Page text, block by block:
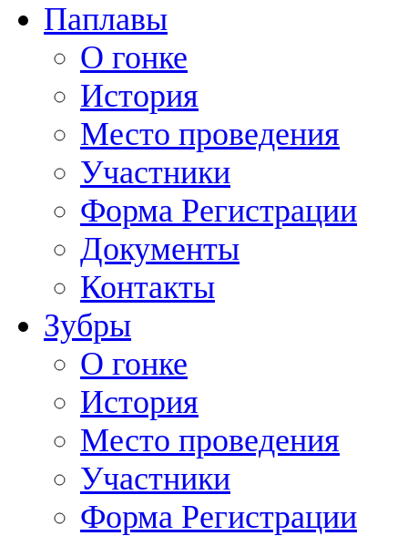
Паплавы
О гонке
История
Место проведения
Участники
Форма Регистрации
Документы
Контакты
Зубры
О гонке
История
Место проведения
Участники
Форма Регистрации